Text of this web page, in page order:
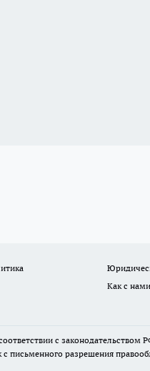
Как с
с
письменного разрешения